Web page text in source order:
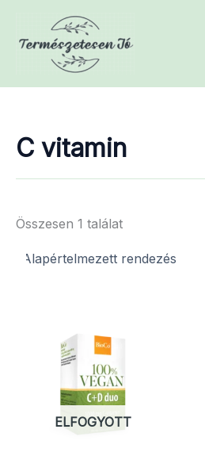
content
C vitamin
Összesen 1 találat
ELFOGYOTT